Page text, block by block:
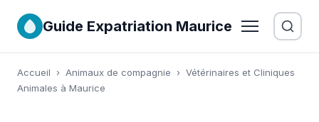
Guide Expatriation Maurice
Accueil › Animaux de compagnie › Vétérinaires et Cliniques
Animales à Maurice